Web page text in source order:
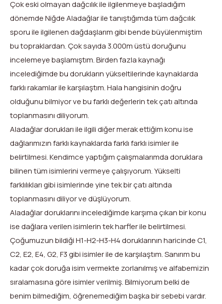
Çok eski olmayan dağcılık ile ilgilenmeye başladığım
dönemde Niğde Aladağlar ile tanıştığımda tüm dağcılık
sporu ile ilgilenen dağdaşlarım gibi bende büyülenmiştim
bu topraklardan. Çok sayıda 3.000m üstü doruğunu
incelemeye başlamıştım. Birden fazla kaynağı
incelediğimde bu dorukların yükseltilerinde kaynaklarda
farklı rakamlar ile karşılaştım. Hala hangisinin doğru
olduğunu bilmiyor ve bu farklı değerlerin tek çatı altında
toplanmasını diliyorum.
Aladağlar dorukları ile ilgili diğer merak ettiğim konu ise
dağlarımızın farklı kaynaklarda farklı farklı isimler ile
belirtilmesi. Kendimce yaptığım çalışmalarımda doruklara
bilinen tüm isimlerini vermeye çalışıyorum. Yükselti
farklılıkları gibi isimlerinde yine tek bir çatı altında
toplanmasını diliyor ve düşlüyorum.
Aladağlar doruklarını incelediğimde karşıma çıkan bir konu
ise dağlara verilen isimlerin tek harfler ile belirtilmesi.
Çoğumuzun bildiği H1-H2-H3-H4 doruklarının haricinde C1,
C2, E2, E4, G2, F3 gibi isimler ile de karşılaştım. Sanırım bu
kadar çok doruğa isim vermekte zorlanılmış ve alfabemizin
sıralamasına göre isimler verilmiş. Bilmiyorum belki de
benim bilmediğim, öğrenemediğim başka bir sebebi vardır.